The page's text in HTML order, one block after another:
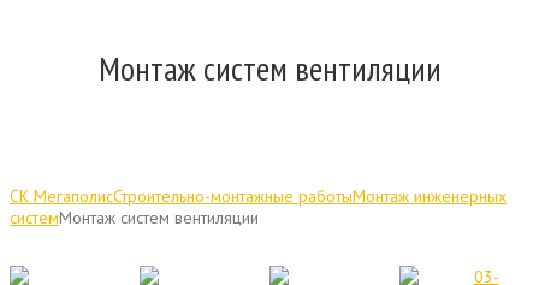
Монтаж систем вентиляции
СК МегаполисСтроительно-монтажные работыМонтаж инженерных
системМонтаж систем вентиляции